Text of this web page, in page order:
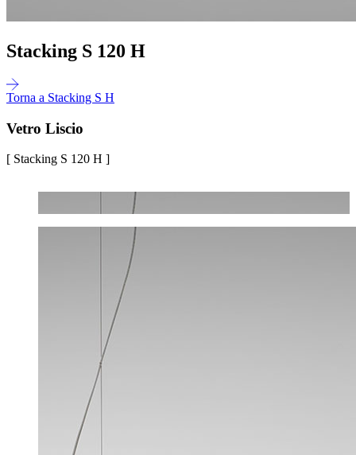
Stacking S 120 H
Torna a Stacking S H
Vetro Liscio
[ Stacking S 120 H ]